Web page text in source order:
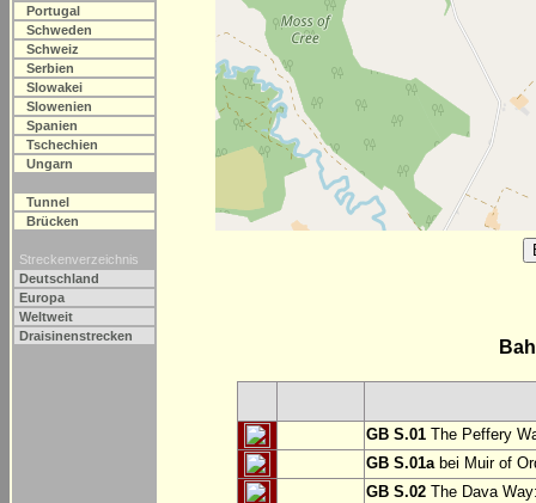
Portugal
Schweden
Schweiz
Serbien
Slowakei
Slowenien
Spanien
Tschechien
Ungarn
Tunnel
Brücken
Streckenverzeichnis
Deutschland
Europa
Weltweit
Draisinenstrecken
GB S.01 The Peffery
GB S.01abei Muir of
GB S.02 The Dava